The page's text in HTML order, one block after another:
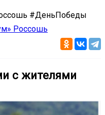
#ДеньПобеды
Россошь
с жителями